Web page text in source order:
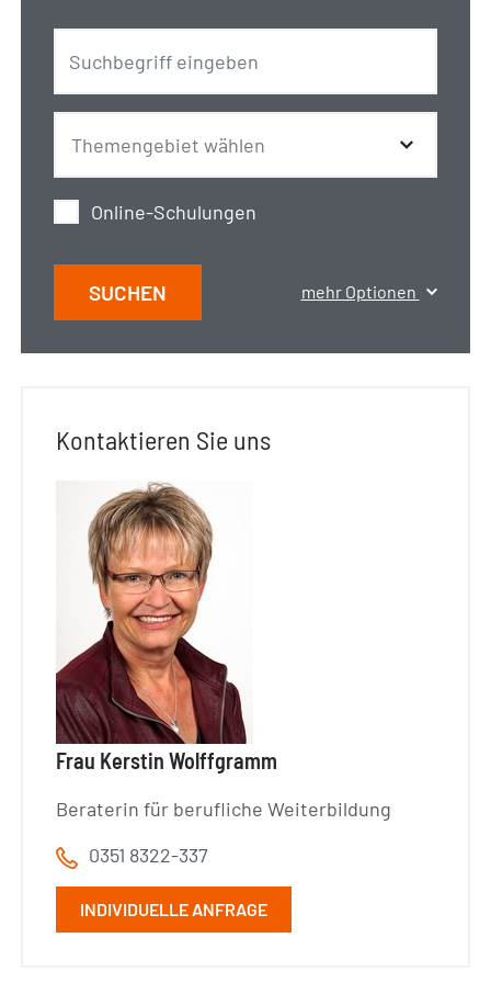
Online-Schulungen
SUCHEN mehr Optionen
Kontaktieren Sie uns
Frau Kerstin Wolffgramm
Beraterin für berufliche Weiterbildung
0351 8322-337
INDIVIDUELLE ANFRAGE